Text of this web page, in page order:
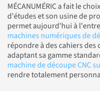
MÉCANUMÉRIC a fait le
d'études et son usine de
permet aujourd'hui à
machines numériques de
répondre à des cahiers des
adaptant sa gamme
machine de découpe CNC
rendre totalement